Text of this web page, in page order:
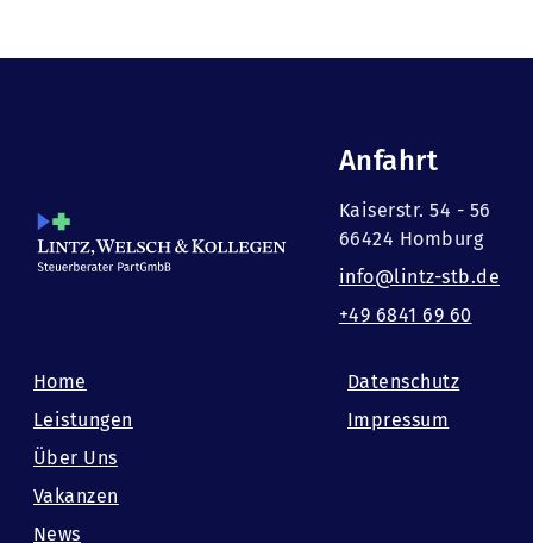
Anfahrt
Kaiserstr. 54 - 56
66424 Homburg
info@lintz-stb.de
+49 6841 69 60
Home
Leistungen
Über Uns
Vakanzen
News
Datenschutz
Impressum